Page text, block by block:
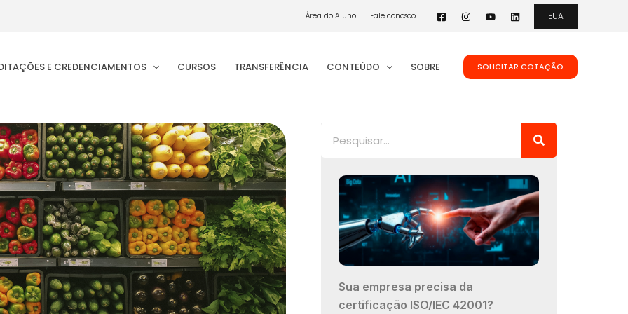
Área do Aluno Fale conosco EUA
E CREDENCIAMENTOS CURSOS TRANSFERÊNCIA CONTEÚDO SOBRE SOLICITAR COTAÇÃO
Sua empresa precisa da
certificação ISO/IEC 42001?